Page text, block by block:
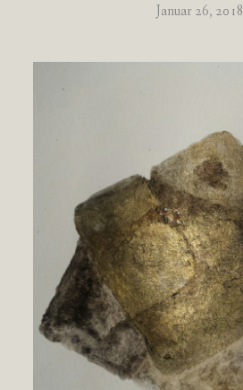
Januar 26, 2018